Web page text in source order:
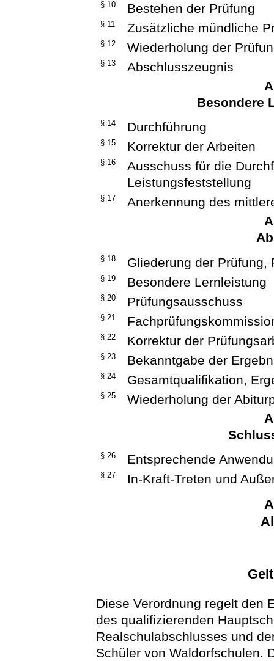
§ 10 Bestehen der Prüfung
§ 11 Zusätzliche mündliche
§ 12 Wiederholung der
§ 13
Abschlusszeugnis
Besondere
§ 14 Durchführung
§ 15 Korrektur der Arbeiten
§ 16
Ausschuss für die
Leistungsfeststellung
§ 17
Anerkennung des
§ 18 Gliederung der Prüfung,
§ 19 Besondere Lernleistung
§ 20 Prüfungsausschuss
§ 21
§ 22 Korrektur der
§ 23 Bekanntgabe der
§ 24 Gesamtqualifikation,
§ 25
Wiederholung der
§ 26 Entsprechende
§ 27 In-Kraft-Treten und
Diese Verordnung regelt den
des qualifizierenden
Realschulabschlusses und
Schüler von Waldorfschulen.